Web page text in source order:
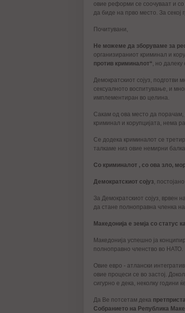
овие реформи се соочуваат и
да биде на прво место. За секој
Почитувани,
Не можеме да зборуваме за
организираниот криминал и
против криминалот“, но далеку
Демократскиот сојуз, подготви
сексуалното воспитување, и
имплементиран во целина.
Сакам од ова место да порачам,
криминал и корупцијата, нема
Се додека криминалот се
талкаме низ овие немирни
Со криминалот , со ова зло,
Демократскиот сојуз,
За Демократскиот сојуз, врвен
да стане полноправна членка
Македонија е земја со статус
Македонија успешно ја
полноправно членство во НАТО.
Овие евро - атлански
овие процеси се во застој.
сигурно е дека, неколку години
Да Ве потсетам дека
Собранието на Република